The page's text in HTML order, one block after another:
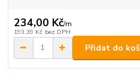
234,00 Kč/m
193,39 Kč bez DPH
Přidat do